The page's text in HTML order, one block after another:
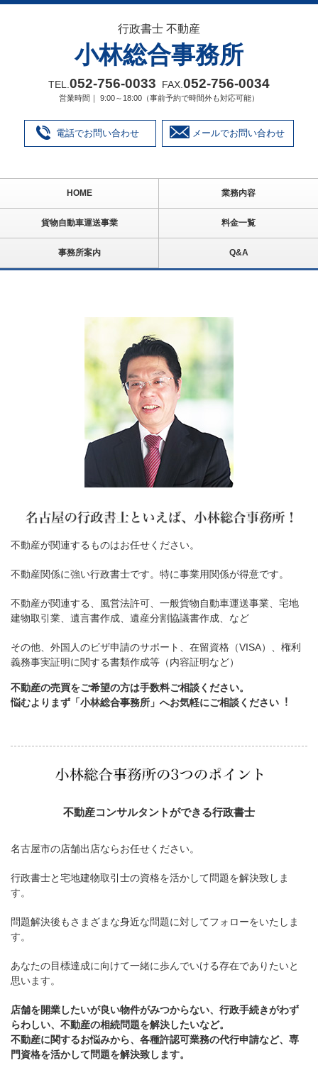
行政書士 不動産
小林総合事務所
TEL. 052‐756‐0033 FAX. 052‐756‐0034
営業時間｜ 9:00～18:00（事前予約で時間外も対応可能）
電話でお問い合わせ メールでお問い合わせ
HOME 業務内容
貨物自動車運送事業 料金一覧
事務所案内 Q&A
不動産が関連するものはお任せください。
不動産関係に強い行政書士です。特に事業用関係が得意です。
不動産が関連する、風営法許可、一般貨物自動車運送事業、宅地
建物取引業、遺言書作成、遺産分割協議書作成、など
その他、外国人のビザ申請のサポート、在留資格（VISA）、権利
義務事実証明に関する書類作成等（内容証明など）
不動産の売買をご希望の方は手数料ご相談ください。
悩むよりまず「小林総合事務所」へお気軽にご相談ください︕
不動産コンサルタントができる行政書士
名古屋市の店舗出店ならお任せください。
行政書士と宅地建物取引士の資格を活かして問題を解決致しま
す。
問題解決後もさまざまな身近な問題に対してフォローをいたしま
す。
あなたの目標達成に向けて一緒に歩んでいける存在でありたいと
思います。
店舗を開業したいが良い物件がみつからない、行政手続きがわず
らわしい、不動産の相続問題を解決したいなど。
不動産に関するお悩みから、各種許認可業務の代行申請など、専
門資格を活かして問題を解決致します。